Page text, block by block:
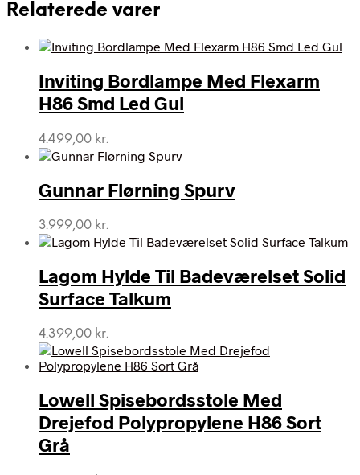
Relaterede varer
Inviting Bordlampe Med Flexarm
H86 Smd Led Gul
4.499,00 kr.
Gunnar Flørning Spurv
3.999,00 kr.
Lagom Hylde Til Badeværelset Solid
Surface Talkum
4.399,00 kr.
Lowell Spisebordsstole Med
Drejefod Polypropylene H86 Sort
Grå